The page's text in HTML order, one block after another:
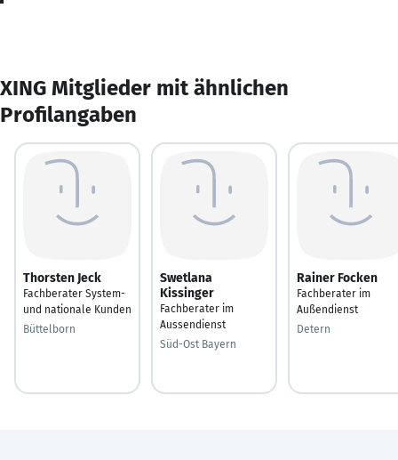
XING Mitglieder mit ähnlichen
Profilangaben
Thorsten Jeck
Fachberater System-
und nationale Kunden
Büttelborn
Swetlana
Kissinger
Fachberater im
Aussendienst
Süd-Ost Bayern
Rainer Focken
Fachberater im
Außendienst
Detern